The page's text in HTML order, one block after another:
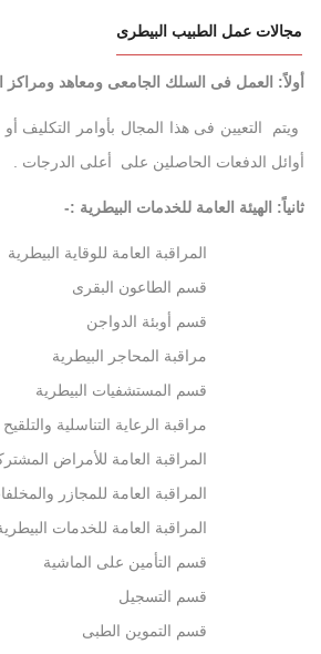
مجالات عمل الطبيب البيطرى
أولاً: العمل فى السلك الجامعى ومعاهد ومراكز
ويتم التعيين فى هذا المجال بأوامر التكليف
أوائل الدفعات الحاصلين على أعلى الدرجات .
ثانياً: الهيئة العامة للخدمات البيطرية :-
المراقبة العامة للوقاية البيطرية
قسم الطاعون البقرى
قسم أوبئة الدواجن
مراقبة المحاجر البيطرية
قسم المستشفيات البيطرية
مراقبة الرعاية التناسلية
المراقبة العامة للأمراض
المراقبة العامة للمجازر
المراقبة العامة للخدمات
قسم التأمين على الماشية
قسم التسجيل
قسم التموين الطبى